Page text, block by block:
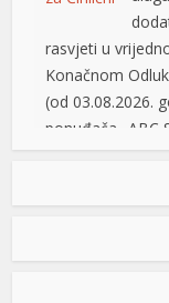
panel
panel
panel
Konačnom
(od 03.08.2026.
ponuđača „ABC
Luka i
[…][...]